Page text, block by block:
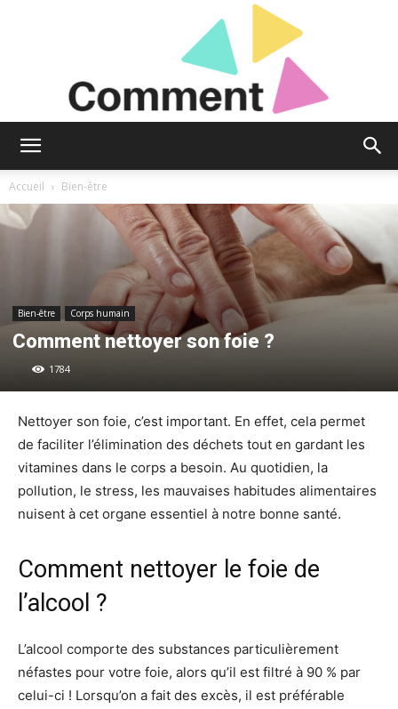
Donc
?
Accueil Bien-être
Bien-être Corps humain
Comment nettoyer son foie ?
1784
Nettoyer son foie, c’est important. En effet, cela permet
de faciliter l’élimination des déchets tout en gardant les
vitamines dans le corps a besoin. Au quotidien, la
pollution, le stress, les mauvaises habitudes alimentaires
nuisent à cet organe essentiel à notre bonne santé.
Comment nettoyer le foie de
l’alcool ?
L’alcool comporte des substances particulièrement
néfastes pour votre foie, alors qu’il est filtré à 90 % par
celui-ci ! Lorsqu’on a fait des excès, il est préférable